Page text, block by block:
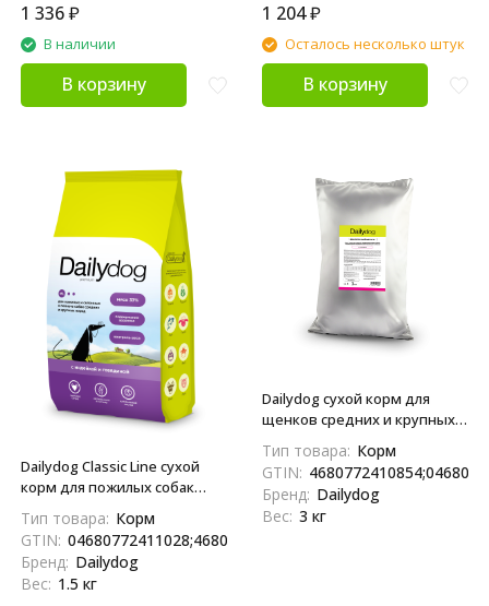
1 336₽
В наличии
В корзину
1 204₽
Осталось несколько штук
В корзину
Dailydog Classic Line сухой
корм для пожилых собак
собак, склонных к полноте, с
индейкой и говядиной - 1,5
кг
Тип товара: Корм
GTIN: 04680772411028;4680772411028
Бренд: Dailydog
Вес: 1.5 кг
Dailydog сухой корм для
щенков средних и крупных
Тип товара: Корм
GTIN:
Бренд: Dailydog
Вес: 3 кг